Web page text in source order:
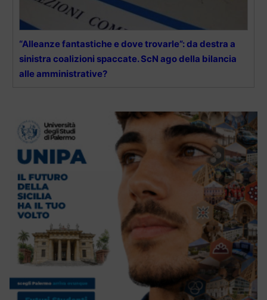
“Alleanze fantastiche e dove trovarle”: da destra a
sinistra coalizioni spaccate. ScN ago della bilancia
alle amministrative?